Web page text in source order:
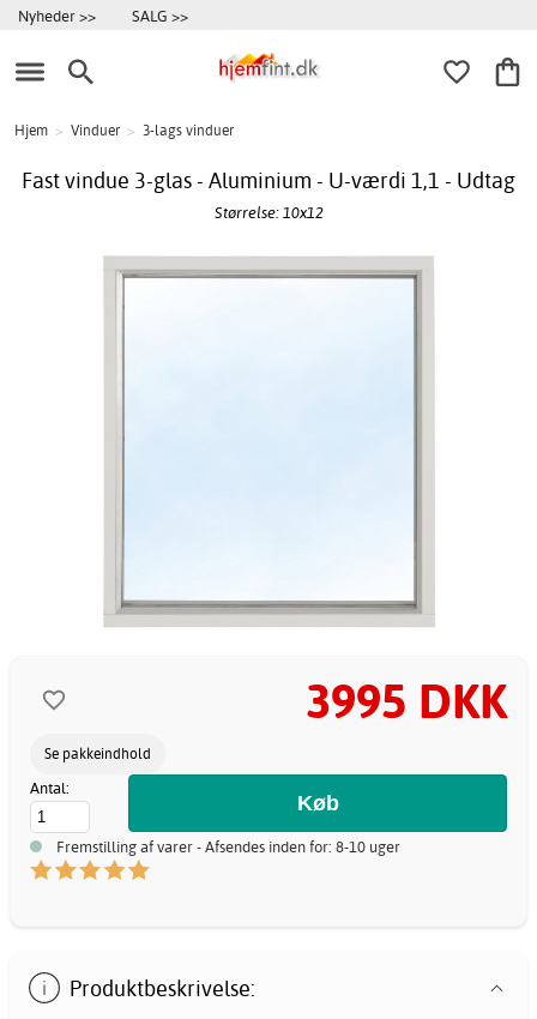
Nyheder >> SALG >>
Hjem > Vinduer > 3-lags vinduer
Fast vindue 3-glas - Aluminium - U-værdi 1,1 - Udtag
Størrelse: 10x12
3995 DKK
Se pakkeindhold
Antal:
Fremstilling af varer - Afsendes inden for: 8-10 uger
Produktbeskrivelse: